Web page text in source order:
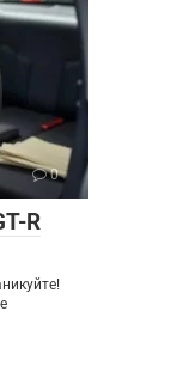
0
R